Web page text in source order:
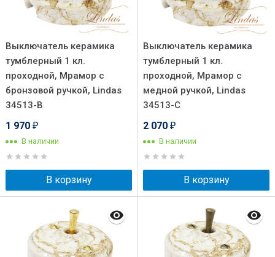
Выключатель керамика
тумблерный 1 кл.
проходной, Мрамор с
бронзовой ручкой, Lindas
34513-B
1 970 ₽
В наличии
В корзину
Выключатель керамика
тумблерный 1 кл.
проходной, Мрамор с
медной ручкой, Lindas
34513-C
2 070 ₽
В наличии
В корзину